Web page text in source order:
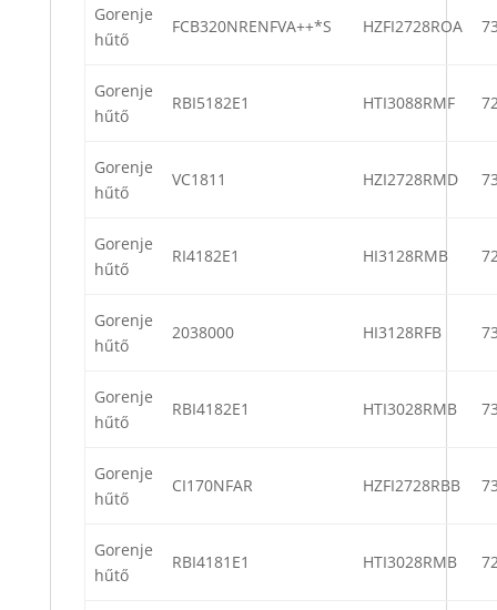
Gorenje
hűtő
FCB320NRENFVA++*S HZFI2728ROA
Gorenje
hűtő
RBI5182E1 HTI3088RMF
Gorenje
hűtő
VC1811 HZI2728RMD
Gorenje
hűtő
RI4182E1 HI3128RMB
Gorenje
hűtő
2038000 HI3128RFB
Gorenje
hűtő
RBI4182E1 HTI3028RMB
Gorenje
hűtő
CI170NFAR HZFI2728RBB
Gorenje
hűtő
RBI4181E1 HTI3028RMB